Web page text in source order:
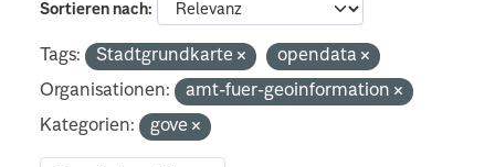
Sortieren nach
Tags: Stadtgrundkarte
opendata
Organisationen:
amt-fuer-geoinformation
Kategorien:
gove